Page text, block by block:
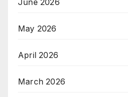
June 2026
May 2026
April 2026
March 2026